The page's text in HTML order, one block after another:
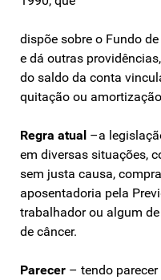
dispõe sobre o Fundo
e dá outras
do saldo da conta
quitação ou
Regra atual –a
em diversas situações,
sem justa causa,
aposentadoria pela
trabalhador ou algum
de câncer.
Parecer – tendo